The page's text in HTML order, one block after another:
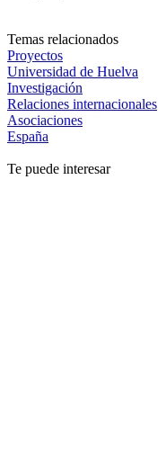
Temas relacionados
Proyectos
Universidad de Huelva
Investigación
Relaciones internacionales
Asociaciones
España
Te puede interesar